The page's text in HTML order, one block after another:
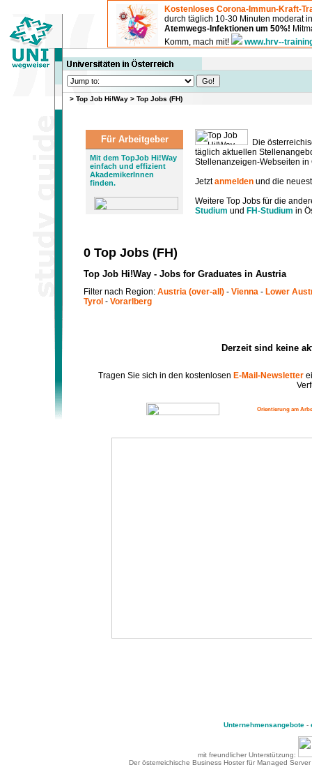
Kostenloses Corona-Immun-Kraft-
durch täglich 10-30 Minuten moderat
Atemwegs-Infektionen um 50%!
Komm, mach mit!
www.hrv--
> Top Job Hi!Way > Top Jobs (FH)
Für Arbeitgeber
Mit dem TopJob Hi!Way
einfach und effizient
AkademikerInnen
finden.
Die
täglich aktuellen
Stellenanzeigen-Webseiten in
Jetztanmelden und die
Weitere Top Jobs für die
Studium und FH-Studium in
0 Top Jobs (FH)
Top Job Hi!Way - Jobs for Graduates in Austria
Filter nach Region: Austria (over-all) - Vienna - Lower
Tyrol - Vorarlberg
Derzeit sind keine
Tragen Sie sich in den kostenlosen E-Mail-Newsletter
Orientierung am
Unternehmensangebote-
mit freundlicher Unterstützung:
Der österreichische Business Hoster für Managed